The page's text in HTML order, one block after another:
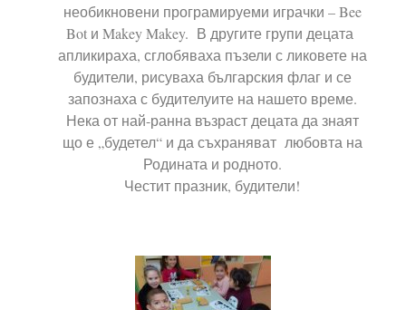
необикновени програмируеми играчки – Bee
Bot и Makey Makey. В другите групи децата
апликираха, сглобяваха пъзели с ликовете на
будители, рисуваха българския флаг и се
запознаха с будителуите на нашето време.
Нека от най-ранна възраст децата да знаят
що е „будетел“ и да съхраняват любовта на
Родината и родното.
Честит празник, будители!